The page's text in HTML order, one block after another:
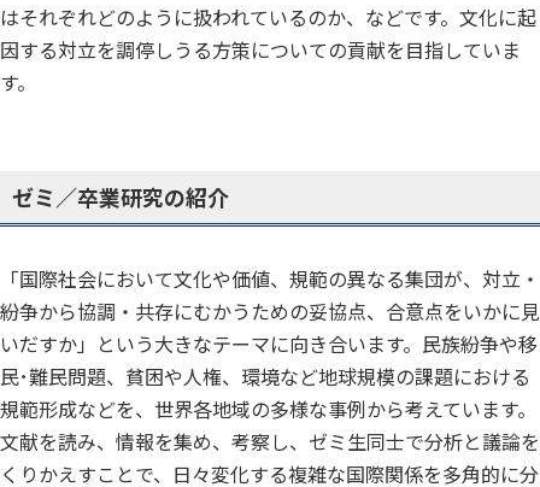
はそれぞれどのように扱われているのか、などです。文化に起
因する対立を調停しうる方策についての貢献を目指していま
す。
ゼミ／卒業研究の紹介
「国際社会において文化や価値、規範の異なる集団が、対立・
紛争から協調・共存にむかうための妥協点、合意点をいかに見
いだすか」という大きなテーマに向き合います。民族紛争や移
民･難民問題、貧困や人権、環境など地球規模の課題における
規範形成などを、世界各地域の多様な事例から考えています。
文献を読み、情報を集め、考察し、ゼミ生同士で分析と議論を
くりかえすことで、日々変化する複雑な国際関係を多角的に分